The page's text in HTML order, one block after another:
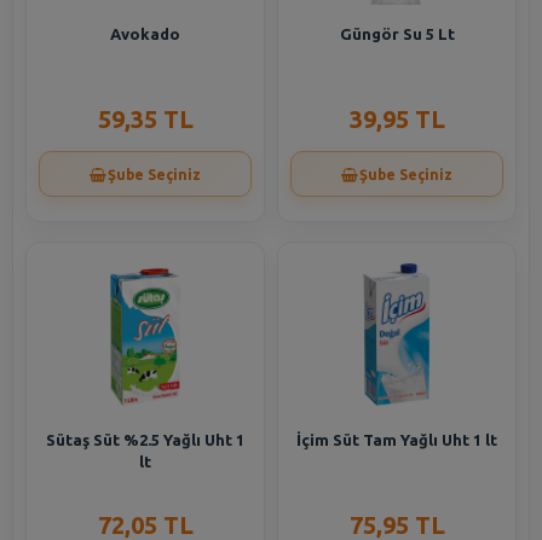
Avokado
59,35 TL
Şube Seçiniz
Güngör Su 5 Lt
39,95 TL
Şube Seçiniz
Sütaş Süt %2.5 Yağlı Uht 1
lt
72,05 TL
İçim Süt Tam Yağlı Uht 1 lt
75,95 TL